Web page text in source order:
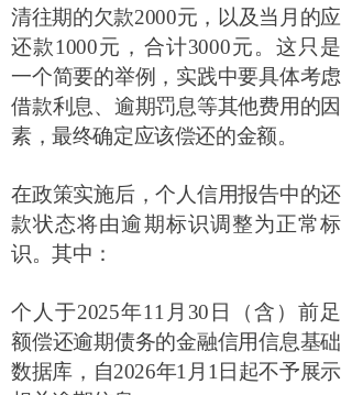
清往期的欠款2000元，以及当月的应
还款1000元，合计3000元。这只是
一个简要的举例，实践中要具体考虑
借款利息、逾期罚息等其他费用的因
素，最终确定应该偿还的金额。
在政策实施后，个人信用报告中的还
款状态将由逾期标识调整为正常标
识。其中：
个人于2025年11 月 30 日（含）前足
额偿还逾期债务的金融信用信息基础
数据库，自2026年1 月 1 日起不予展示